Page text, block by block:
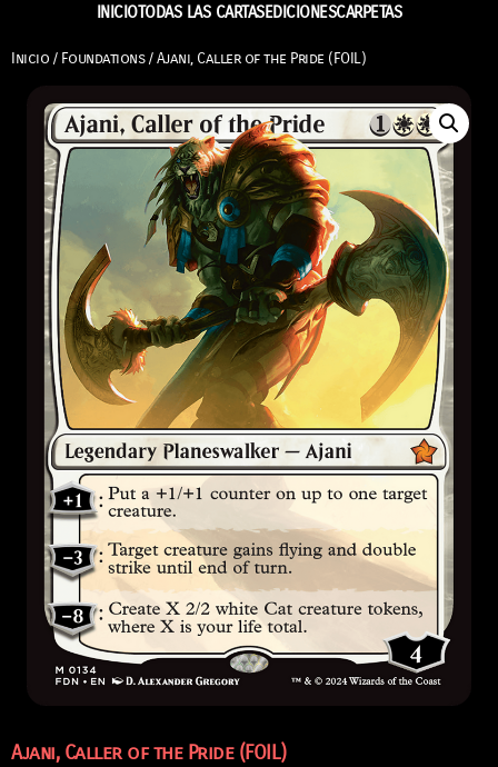
INICIOTODAS LAS CARTASEDICIONESCARPETAS
Inicio / Foundations/ Ajani, Caller of the Pride (FOIL)
Ajani, Caller of the Pride (FOIL)